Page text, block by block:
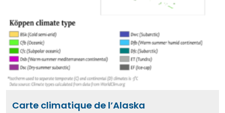
Carte climatique de l’Alaska